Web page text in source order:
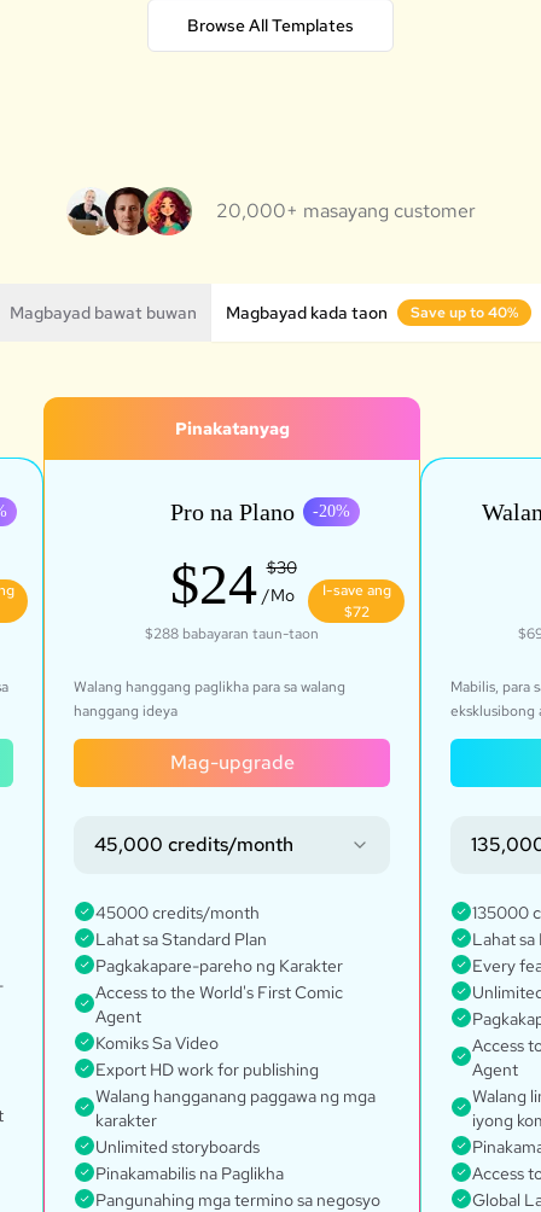
Browse All Templates
20,000+ masayang customer
Magbayad bawat buwan Magbayad kada taon Save up to 40%
Pinakatanyag
Pro na Plano -20%
$24 $30
/Mo
I-save ang
$72
$288 babayaran taun-taon
Walang hanggang paglikha para sa walang
hanggang ideya
Mag-upgrade
45,000 credits/month
45000 credits/month
Lahat sa Standard Plan
Pagkakapare-pareho ng Karakter
Access to the World's First Comic
Agent
Komiks Sa Video
Export HD work for publishing
Walang hangganang paggawa ng mga
karakter
Unlimited storyboards
Pinakamabilis na Paglikha
Pangunahing mga termino sa negosyo
Mabilis, para
eksklusibong
135000
Lahat sa
Every
Access
Agent
Walang
iyong
Access
Global